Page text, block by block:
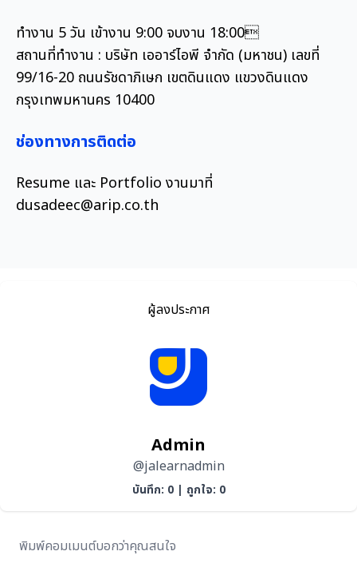
ทำงาน 5 วัน เข้างาน 9:00 จบงาน 18:00
สถานที่ทำงาน : บริษัท เออาร์ไอพี จำกัด (มหาชน) เลขที่
99/16-20 ถนนรัชดาภิเษก เขตดินแดง แขวงดินแดง
กรุงเทพมหานคร 10400
ช่องทางการติดต่อ
Resume และ Portfolio งานมาที่
dusadeec@arip.co.th
ผู้ลงประกาศ
Admin
@jalearnadmin
บันทึก: 0| ถูกใจ: 0